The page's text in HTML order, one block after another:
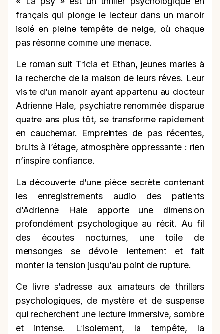
français qui plonge le lecteur dans un manoir
isolé en pleine tempête de neige, où chaque
pas résonne comme une menace.
Le roman suit Tricia et Ethan, jeunes mariés à
la recherche de la maison de leurs rêves. Leur
visite d’un manoir ayant appartenu au docteur
Adrienne Hale, psychiatre renommée disparue
quatre ans plus tôt, se transforme rapidement
en cauchemar. Empreintes de pas récentes,
bruits à l’étage, atmosphère oppressante : rien
n’inspire confiance.
La découverte d’une pièce secrète contenant
les enregistrements audio des patients
d’Adrienne Hale apporte une dimension
profondément psychologique au récit. Au fil
des écoutes nocturnes, une toile de
mensonges se dévoile lentement et fait
monter la tension jusqu’au point de rupture.
Ce livre s’adresse aux amateurs de thrillers
psychologiques, de mystère et de suspense
qui recherchent une lecture immersive, sombre
et intense. L’isolement, la tempête, la